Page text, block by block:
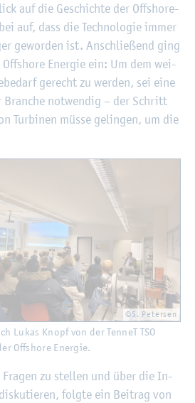
auf die Ge­schich­te der Off­shore-
auf, dass die Tech­no­lo­gie immer
ge­wor­den ist. An­schlie­ßend ging
En­er­gie ein: Um dem wei­
ge­recht zu wer­den, sei eine
not­wen­dig – der Schritt
Tur­bi­nen müsse ge­lin­gen, um die
©S. Pe­ter­sen
Lukas Knopf von der Ten­neT TSO
Off­shore En­er­gie.
zu stel­len und über die In­
folg­te ein Bei­trag von